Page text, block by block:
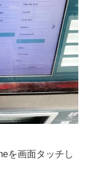
を画面タッチし